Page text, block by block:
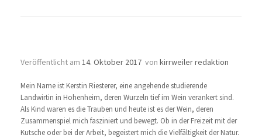
Veröffentlicht am 14. Oktober 2017 von kirrweiler redaktion
Mein Name ist Kerstin Riesterer, eine angehende studierende
Landwirtin in Hohenheim, deren Wurzeln tief im Wein verankert sind.
Als Kind waren es die Trauben und heute ist es der Wein, deren
Zusammenspiel mich fasziniert und bewegt. Ob in der Freizeit mit der
Kutsche oder bei der Arbeit, begeistert mich die Vielfältigkeit der Natur.